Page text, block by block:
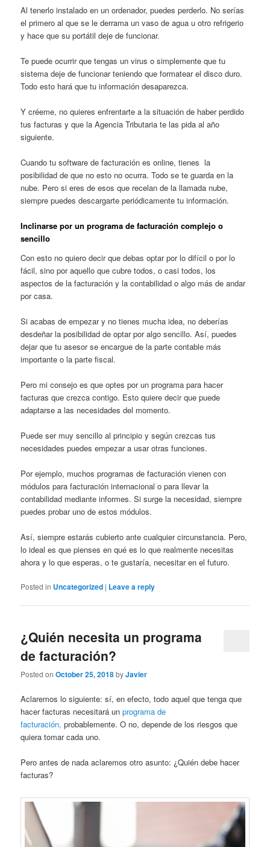
Al tenerlo instalado en un ordenador, puedes perderlo. No serías
el primero al que se le derrama un vaso de agua u otro refrigerio
y hace que su portátil deje de funcionar.
Te puede ocurrir que tengas un virus o simplemente que tu
sistema deje de funcionar teniendo que formatear el disco duro.
Todo esto hará que tu información desaparezca.
Y créeme, no quieres enfrentarte a la situación de haber perdido
tus facturas y que la Agencia Tributaria te las pida al año
siguiente.
Cuando tu software de facturación es online, tienes la
posibilidad de que no esto no ocurra. Todo se te guarda en la
nube. Pero si eres de esos que recelan de la llamada nube,
siempre puedes descargarte periódicamente tu información.
Inclinarse por un programa de facturación complejo o
sencillo
Con esto no quiero decir que debas optar por lo difícil o por lo
fácil, sino por aquello que cubre todos, o casi todos, los
aspectos de la facturación y la contabilidad o algo más de andar
por casa.
Si acabas de empezar y no tienes mucha idea, no deberías
desdeñar la posibilidad de optar por algo sencillo. Así, puedes
dejar que tu asesor se encargue de la parte contable más
importante o la parte fiscal.
Pero mi consejo es que optes por un programa para hacer
facturas que crezca contigo. Esto quiere decir que puede
adaptarse a las necesidades del momento.
Puede ser muy sencillo al principio y según crezcas tus
necesidades puedes empezar a usar otras funciones.
Por ejemplo, muchos programas de facturación vienen con
módulos para facturación internacional o para llevar la
contabilidad mediante informes. Si surge la necesidad, siempre
puedes probar uno de estos módulos.
Así, siempre estarás cubierto ante cualquier circunstancia. Pero,
lo ideal es que pienses en qué es lo que realmente necesitas
ahora y lo que esperas, o te gustaría, necesitar en el futuro.
Posted in Uncategorized | Leave a reply
¿Quién necesita un programa
de facturación?
Posted onOctober 25, 2018byJavier
Aclaremos lo siguiente: sí, en efecto, todo aquel que tenga que
hacer facturas necesitará unprograma de
facturación, probablemente. O no, depende de los riesgos que
quiera tomar cada uno.
Pero antes de nada aclaremos otro asunto: ¿Quién debe hacer
facturas?